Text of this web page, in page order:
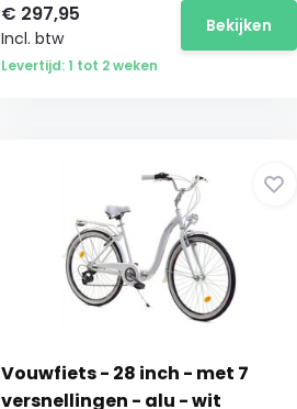
€ 297,95
Incl. btw
Bekijken
Levertijd: 1 tot 2 weken
Vouwfiets - 28 inch - met 7
versnellingen - alu - wit